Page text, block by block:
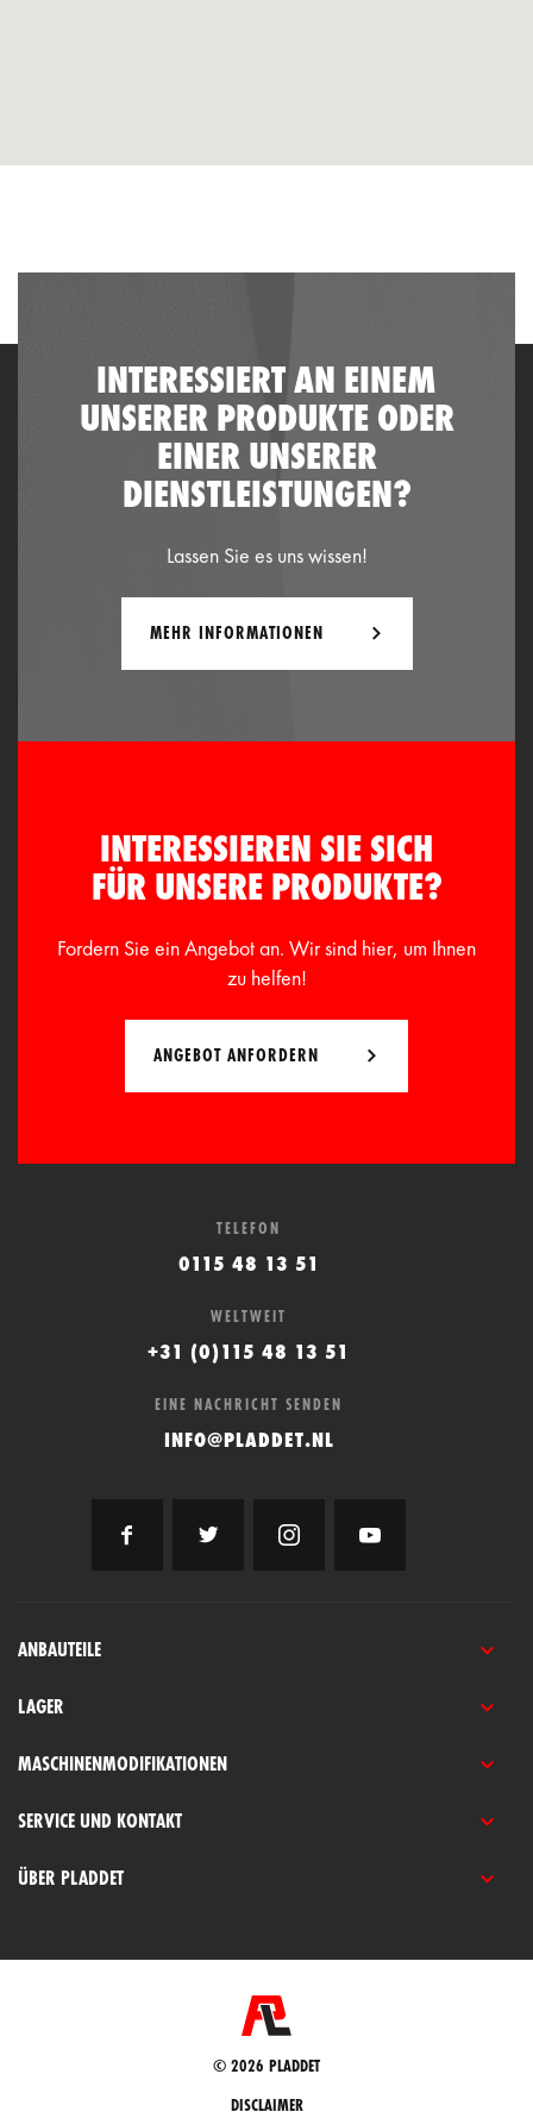
INTERESSIERT AN EINEM
UNSERER PRODUKTE ODER
EINER UNSERER
DIENSTLEISTUNGEN?
Lassen Sie es uns wissen!
MEHR INFORMATIONEN
INTERESSIEREN SIE SICH
FÜR UNSERE PRODUKTE?
Fordern Sie ein Angebot an. Wir sind hier, um Ihnen
zu helfen!
ANGEBOT ANFORDERN
TELEFON
0115 48 13 51
WELTWEIT
+31 (0)115 48 13 51
EINE NACHRICHT SENDEN
INFO@PLADDET.NL
ANBAUTEILE
LAGER
MASCHINENMODIFIKATIONEN
SERVICE UND KONTAKT
ÜBER PLADDET
© 2026 PLADDET
DISCLAIMER